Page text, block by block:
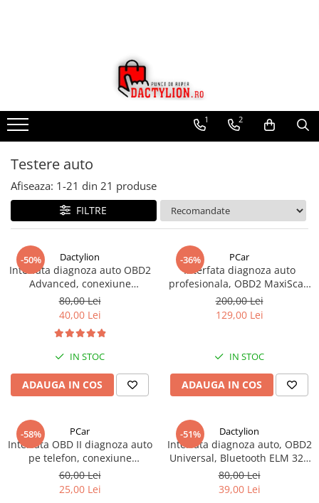
1 2
Testere auto
Afiseaza: 1-21 din 21 produse
FILTRE
-50% Dactylion
Interfata diagnoza auto OBD2
Advanced, conexiune
Bluetooth pe telefon + CD
80,00 Lei
40,00 Lei
IN STOC
ADAUGA IN COS
-36% PCar
Interfata diagnoza auto
profesionala, OBD2 MaxiScan
300 - Rosu/Negru
200,00 Lei
129,00 Lei
IN STOC
ADAUGA IN COS
-58% PCar
Interfata OBD II diagnoza auto
pe telefon, conexiune
bluetooth ELM327, CD inclus -
Albastru
60,00 Lei
25,00 Lei
-51% Dactylion
Interfata diagnoza auto, OBD2
Universal, Bluetooth ELM 327
- Negru
80,00 Lei
39,00 Lei